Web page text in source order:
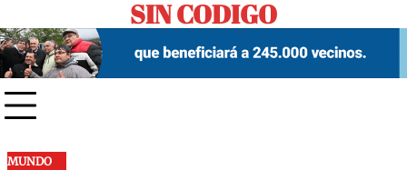
to
content
SIN CODIGO
MUNDO